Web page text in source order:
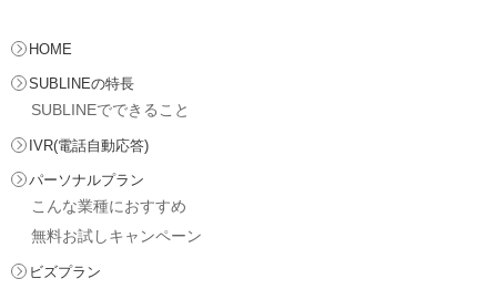
HOME
SUBLINEの特長
SUBLINEでできること
IVR(電話自動応答)
パーソナルプラン
こんな業種におすすめ
無料お試しキャンペーン
ビズプラン